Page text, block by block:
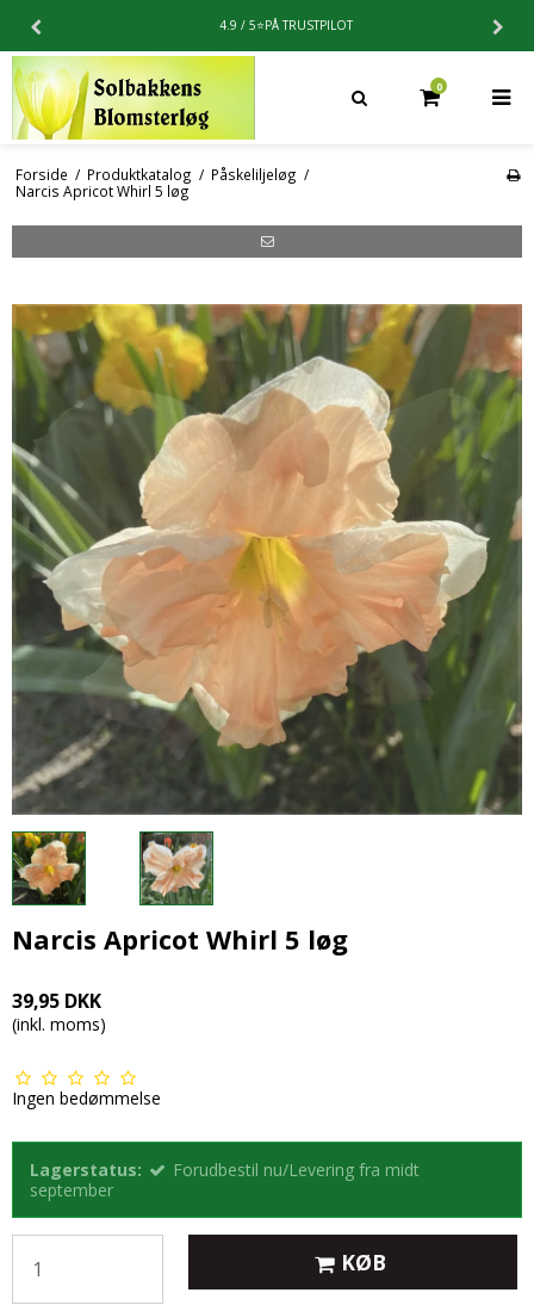
4.9 / 5⭐️PÅ TRUSTPILOT
0
Forside / Produktkatalog / Påskeliljeløg /
Narcis Apricot Whirl 5 løg
Narcis Apricot Whirl 5 løg
39,95 DKK
(inkl. moms)
Ingen bedømmelse
Lagerstatus:
Forudbestil nu/Levering fra midt
september
KØB